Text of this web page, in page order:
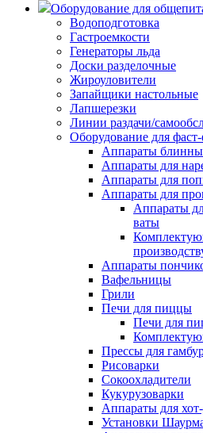
Оборудование для
Водоподготовка
Гастроемкости
Генераторы льда
Доски разделочные
Жироуловители
Запайщики настольные
Лапшерезки
Линии раздачи/
Оборудование для
Аппараты
Аппараты для
Аппараты для
Аппараты для
Аппараты
ваты
Аппараты
Вафельницы
Грили
Печи для пиццы
Печи для
Прессы для
Рисоварки
Сокоохладители
Кукурузоварки
Аппараты для
Установки